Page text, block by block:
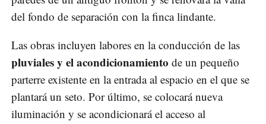
del fondo de separación con la finca lindante.
Las obras incluyen labores en la conducción de las
pluviales y el acondicionamiento de un pequeño
parterre existente en la entrada al espacio en el que se
plantará un seto. Por último, se colocará nueva
iluminación y se acondicionará el acceso al